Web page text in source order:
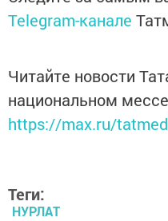
Telegram-канале
Читайте новости
национальном
https://max.ru/
Теги:
НУРЛАТ